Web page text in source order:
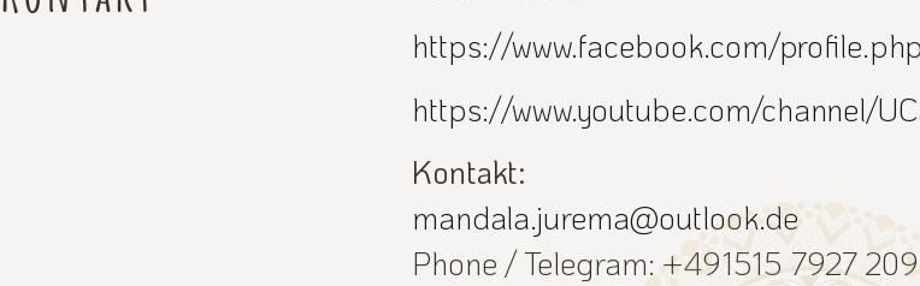
https://www.facebook.com/
https://www.youtube.com/channel/
Kontakt:
mandala.jurema@outlook.de
Phone / Telegram: +491515 7927 209